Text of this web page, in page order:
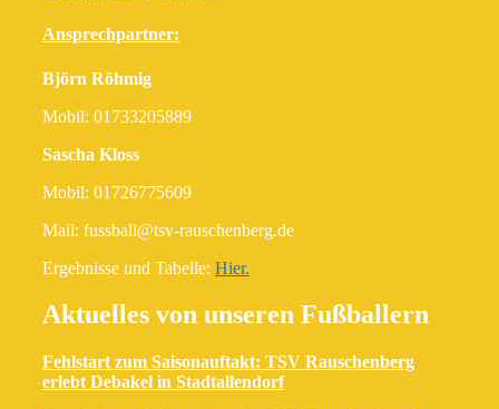
Ansprechpartner:
Björn Röhmig
Mobil: 01733205889
Sascha Kloss
Mobil: 01726775609
Mail: fussball@tsv-rauschenberg.de
Ergebnisse und Tabelle: Hier.
Aktuelles von unseren Fußballern
Fehlstart zum Saisonauftakt: TSV Rauschenberg
erlebt Debakel in Stadtallendorf